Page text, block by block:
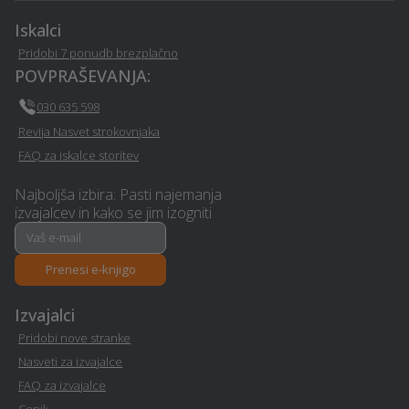
Razrez cistern in čiščenje
- Hodos
Wellness - Hodos
Letna kuhinja - Hodos
Hidravlika - Hodos
Psihoterapija - Hodos
Ortodontija - Hodos
Iskalci
Pridobi 7 ponudb brezplačno
POVPRAŠEVANJA:
030 635 598
Revija Nasvet strokovnjaka
FAQ za iskalce storitev
Najboljša izbira: Pasti najemanja
izvajalcev in kako se jim izogniti
Prenesi e-knjigo
Izvajalci
Pridobi nove stranke
Nasveti za izvajalce
FAQ za izvajalce